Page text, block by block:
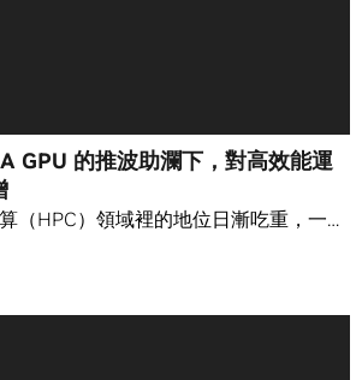
GPU 的推波助瀾下，對高效能運
（HPC）領域裡的地位日漸吃重，一…